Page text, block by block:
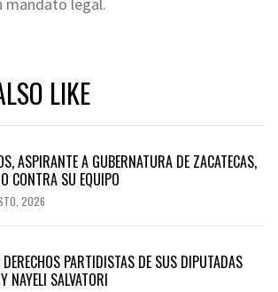
mandato legal.
LIKE
ASPIRANTE A GUBERNATURA DE ZACATECAS,
CONTRA SU EQUIPO
2026
PARTIDISTAS DE SUS DIPUTADAS
NAYELI SALVATORI